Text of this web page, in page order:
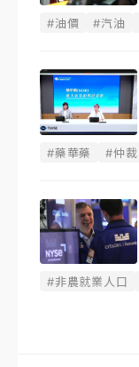
#油價 #汽油
#藥華藥 #仲裁
#非農就業人口